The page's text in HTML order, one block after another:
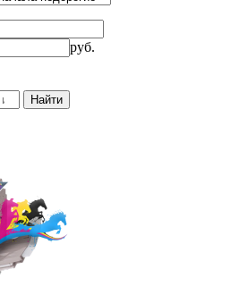
руб.
Найти